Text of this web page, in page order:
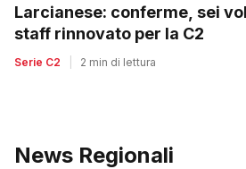
Larcianese: conferme, sei
staff rinnovato per la C2
Serie C2 2 min di lettura
News Regionali